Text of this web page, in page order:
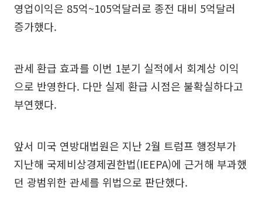
영업이익은 85억~105억달러로 종전 대비 5억달러
증가했다.
관세 환급 효과를 이번 1분기 실적에서 회계상 이익
으로 반영한다. 다만 실제 환급 시점은 불확실하다고
부연했다.
앞서 미국 연방대법원은 지난 2월 트럼프 행정부가
지난해 국제비상경제권한법(IEEPA)에 근거해 부과했
던 광범위한 관세를 위법으로 판단했다.